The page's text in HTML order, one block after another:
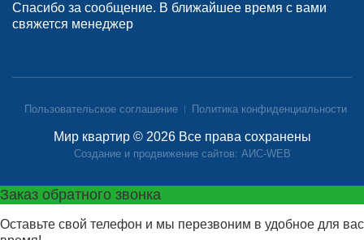
Спасибо за сообщение. В ближайшее время с вами
свяжется менеджер
Пользовательское соглашение Политика конфиденциальности
Мир квартир © 2026 Все права сохранены
Создание и продвижение сайтов: АИС-WEB
Заказ обратного звонка
Оставьте свой телефон и мы перезвоним в удобное для вас